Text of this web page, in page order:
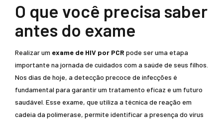
O que você precisa saber
antes do exame
Realizar um exame de HIV por PCR pode ser uma etapa
importante na jornada de cuidados com a saúde de seus filhos.
Nos dias de hoje, a detecção precoce de infecções é
fundamental para garantir um tratamento eficaz e um futuro
saudável. Esse exame, que utiliza a técnica de reação em
cadeia da polimerase, permite identificar a presença do vírus